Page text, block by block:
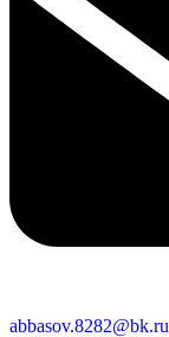
abbasov.8282@bk.ru